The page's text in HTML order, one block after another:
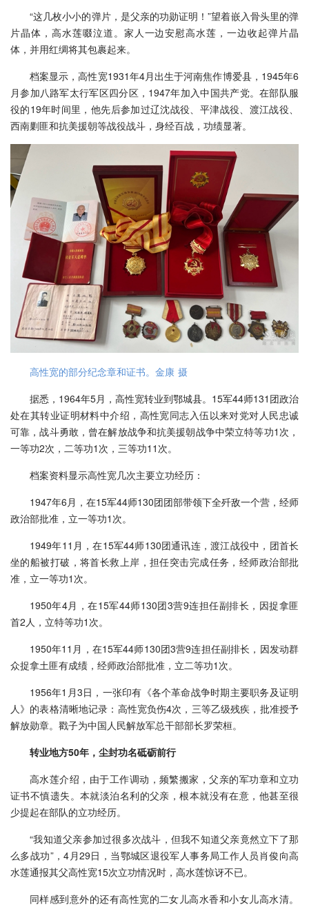
“这几枚小小的弹片，是父亲的功勋证明！”望着嵌入骨头里的弹
片晶体，高水莲啜泣道。家人一边安慰高水莲，一边收起弹片晶
体，并用红绸将其包裹起来。
档案显示，高性宽1931年4月出生于河南焦作博爱县，1945年6
月参加八路军太行军区四分区，1947年加入中国共产党。在部队服
役的19年时间里，他先后参加过辽沈战役、平津战役、渡江战役、
西南剿匪和抗美援朝等战役战斗，身经百战，功绩显著。
高性宽的部分纪念章和证书。金康 摄
据悉，1964年5月，高性宽转业到鄂城县。15军44师131团政治
处在其转业证明材料中介绍，高性宽同志入伍以来对党对人民忠诚
可靠，战斗勇敢，曾在解放战争和抗美援朝战争中荣立特等功1次，
一等功2次，二等功1次，三等功11次。
档案资料显示高性宽几次主要立功经历：
1947年6月，在15军44师130团团部带领下全歼敌一个营，经师
政治部批准，立一等功1次。
1949年11月，在15军44师130团通讯连，渡江战役中，团首长
坐的船被打破，将首长救上岸，担任突击完成任务，经师政治部批
准，立一等功1次。
1950年4月，在15军44师130团3营9连担任副排长，因捉拿匪
首2人，立特等功1次。
1950年11月，在15军44师130团3营9连担任副排长，因发动群
众捉拿土匪有成绩，经师政治部批准，立二等功1次。
1956年1月3日，一张印有《各个革命战争时期主要职务及证明
人》的表格清晰地记录：高性宽负伤4次，三等乙级残疾，批准授予
解放勋章。戳子为中国人民解放军总干部部长罗荣桓。
转业地方50年，尘封功名砥砺前行
高水莲介绍，由于工作调动，频繁搬家，父亲的军功章和立功
证书不慎遗失。本就淡泊名利的父亲，根本就没有在意，他甚至很
少提起在部队的立功经历。
“我知道父亲参加过很多次战斗，但我不知道父亲竟然立下了那
么多战功”，4月29日，当鄂城区退役军人事务局工作人员肖俊向高
水莲通报其父高性宽15次立功情况时，高水莲惊讶不已。
同样感到意外的还有高性宽的二女儿高水香和小女儿高水清。